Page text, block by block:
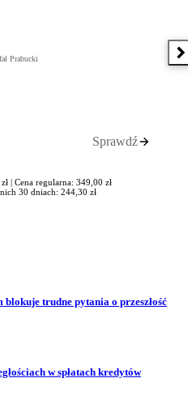
Prabucki
Sprawdź
| Cena regularna: 349,00 zł
30 dniach: 244,30 zł
trudne pytania o przeszłość
w spłatach kredytów